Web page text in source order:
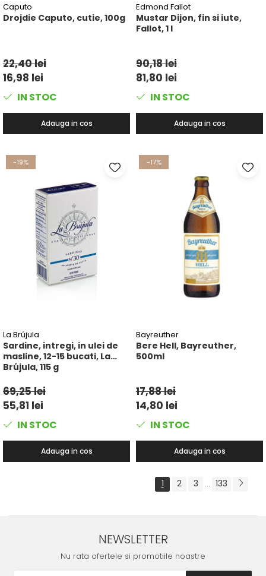
Caputo
Drojdie Caputo, cutie, 100g
22,40 lei
16,98 lei
IN STOC
Adauga in cos
Edmond Fallot
Mustar Dijon, fin si iute,
Fallot, 1 l
90,18 lei
81,80 lei
IN STOC
Adauga in cos
-19%
La Brújula
Sardine, intregi, in ulei de
masline, 12-15 bucati, La
Brújula, 115 g
69,25 lei
55,81 lei
IN STOC
Adauga in cos
-17%
Bayreuther
Bere Hell, Bayreuther,
500ml
17,88 lei
14,80 lei
IN STOC
Adauga in cos
1 2 3 ... 133
NEWSLETTER
Nu rata ofertele si promotiile noastre